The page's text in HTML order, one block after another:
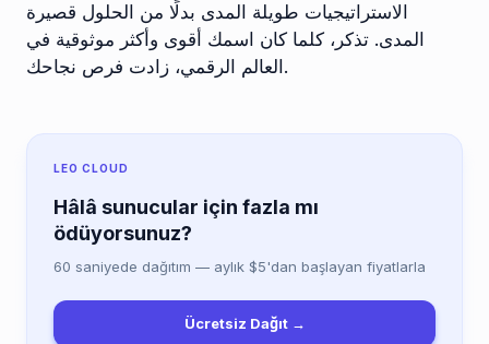
الاستراتيجيات طويلة المدى بدلًا من الحلول قصيرة
المدى. تذكر، كلما كان اسمك أقوى وأكثر موثوقية في
العالم الرقمي، زادت فرص نجاحك.
LEO CLOUD
Hâlâ sunucular için fazla mı
ödüyorsunuz?
60 saniyede dağıtım — aylık $5'dan başlayan fiyatlarla
Ücretsiz Dağıt →